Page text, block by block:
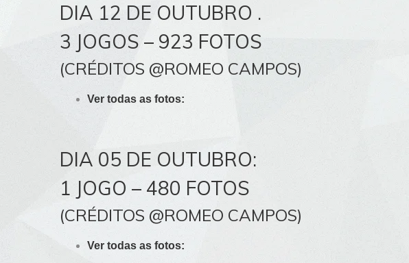
DIA 12 DE OUTUBRO .
3 JOGOS – 923 FOTOS
(CRÉDITOS @ROMEO CAMPOS)
Ver todas as fotos:
DIA 05 DE OUTUBRO:
1 JOGO – 480 FOTOS
(CRÉDITOS @ROMEO CAMPOS)
Ver todas as fotos: